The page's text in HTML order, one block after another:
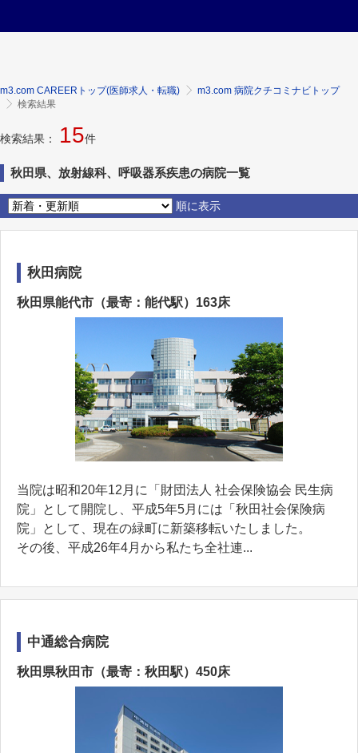
m3.com CAREERトップ(医師求人・転職)
m3.com 病院クチコミナビトップ
検索結果
検索結果： 15件
秋田県、放射線科、呼吸器系疾患の病院一覧
順に表示
秋田病院
秋田県能代市（最寄：能代駅）163床
当院は昭和20年12月に「財団法人 社会保険協会 民生病
院」として開院し、平成5年5月には「秋田社会保険病
院」として、現在の緑町に新築移転いたしました。
その後、平成26年4月から私たち全社連...
中通総合病院
秋田県秋田市（最寄：秋田駅）450床